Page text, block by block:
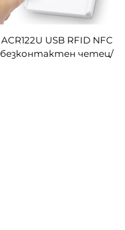
ACR122U USB RFID NFC
безконтактен четец/